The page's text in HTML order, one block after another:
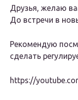
Друзья, желаю
До встречи в
Рекомендую
сделать
https://